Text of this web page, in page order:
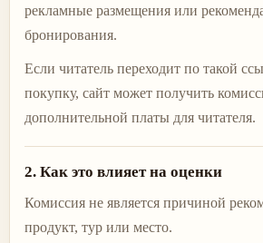
рекламные размещения или
бронирования.
Если читатель переходит по такой
покупку, сайт может получить
дополнительной платы для читателя.
2. Как это влияет на оценки
Комиссия не является причиной
продукт, тур или место.